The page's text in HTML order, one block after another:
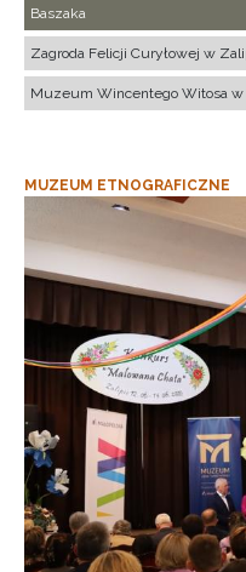
Baszaka
Zagroda Felicji Curyłowej w
Muzeum Wincentego Witosa w
MUZEUM ETNOGRAFICZNE